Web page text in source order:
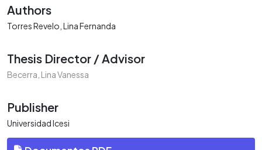
Authors
Torres Revelo, Lina Fernanda
Thesis Director / Advisor
Becerra, Lina Vanessa
Publisher
Universidad Icesi